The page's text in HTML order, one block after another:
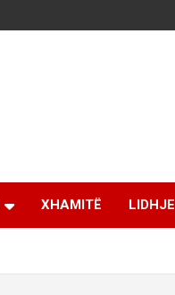
XHAMITË LIDHJE